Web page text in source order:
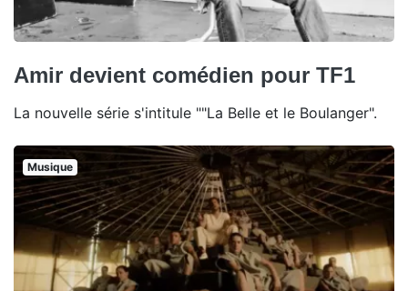
Amir devient comédien pour TF1
La nouvelle série s'intitule ""La Belle et le Boulanger".
Musique